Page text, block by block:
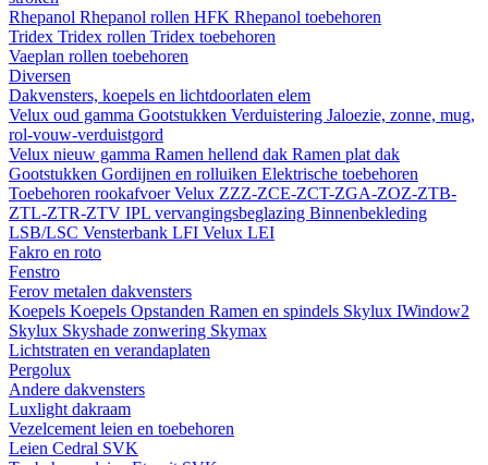
Rhepanol Rhepanol rollen HFK Rhepanol toebehoren
Tridex Tridex rollen Tridex toebehoren
Vaeplan rollen toebehoren
Diversen
Dakvensters, koepels en lichtdoorlaten elem
Velux oud gamma Gootstukken Verduistering Jaloezie, zonne, mug,
rol-vouw-verduistgord
Velux nieuw gamma Ramen hellend dak Ramen plat dak
Gootstukken Gordijnen en rolluiken Elektrische toebehoren
Toebehoren rookafvoerVelux ZZZ-ZCE-ZCT-ZGA-ZOZ-ZTB-
ZTL-ZTR-ZTV IPL vervangingsbeglazing Binnenbekleding
LSB/LSC Vensterbank LFI Velux LEI
Fakro en roto
Fenstro
Ferov metalen dakvensters
Koepels Koepels Opstanden Ramen en spindels Skylux IWindow2
Skylux Skyshade zonwering Skymax
Lichtstraten en verandaplaten
Pergolux
Andere dakvensters
Luxlight dakraam
Vezelcement leien en toebehoren
Leien Cedral SVK